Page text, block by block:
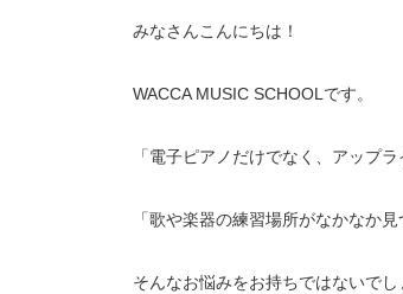
みなさんこんにちは！
WACCA MUSIC SCHOOLです。
「電子ピアノだけでなく、アップ
「歌や楽器の練習場所がなかなか
そんなお悩みをお持ちではないでし